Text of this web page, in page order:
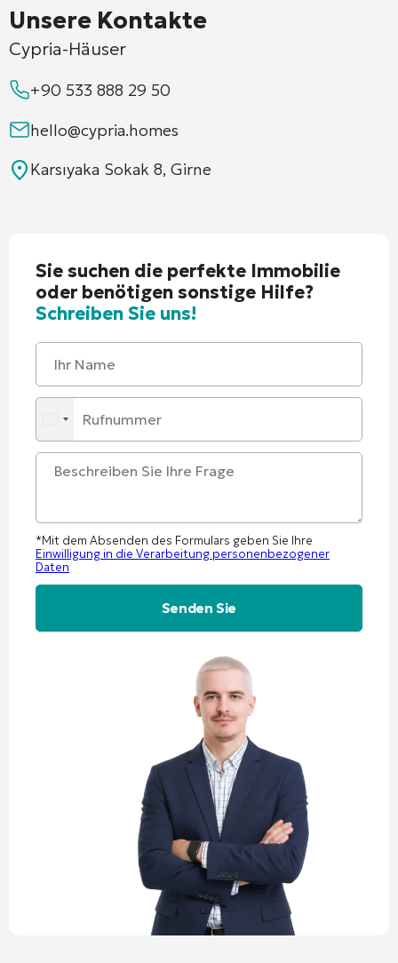
Unsere Kontakte
Cypria-Häuser
+90 533 888 29 50
hello@cypria.homes
Karsıyaka Sokak 8, Girne
Sie suchen die perfekte Immobilie
oder benötigen sonstige Hilfe?
Schreiben Sie uns!
*Mit dem Absenden des Formulars geben Sie Ihre
Einwilligung in die Verarbeitung personenbezogener
Daten